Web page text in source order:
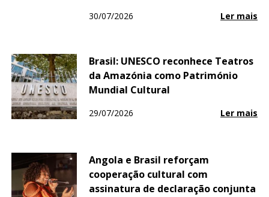
30/07/2026 Ler mais
Brasil: UNESCO reconhece Teatros
da Amazónia como Património
Mundial Cultural
29/07/2026 Ler mais
Angola e Brasil reforçam
cooperação cultural com
assinatura de declaração conjunta